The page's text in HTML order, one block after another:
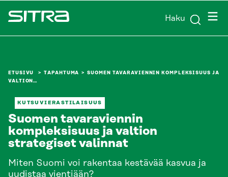
Siirry
suoraan
Sitra Haku
ETUSIVU TAPAHTUMA
SUOMEN TAVARAVIENNIN KOMPLEKSISUUS JA
VALTION…
KUTSUVIERASTILAISUUS
Suomen tavaraviennin
kompleksisuus ja valtion
strategiset valinnat
Miten Suomi voi rakentaa kestävää kasvua ja
uudistaa vientiään?